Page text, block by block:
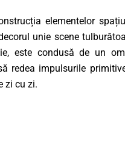
elementelor
unie scene
este condusă de un
redea impulsurile
zi cu zi.